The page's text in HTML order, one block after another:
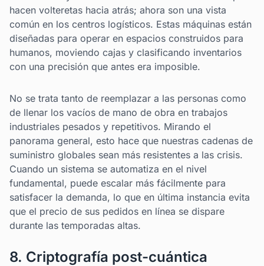
hacen volteretas hacia atrás; ahora son una vista
común en los centros logísticos. Estas máquinas están
diseñadas para operar en espacios construidos para
humanos, moviendo cajas y clasificando inventarios
con una precisión que antes era imposible.
No se trata tanto de reemplazar a las personas como
de llenar los vacíos de mano de obra en trabajos
industriales pesados y repetitivos. Mirando el
panorama general, esto hace que nuestras cadenas de
suministro globales sean más resistentes a las crisis.
Cuando un sistema se automatiza en el nivel
fundamental, puede escalar más fácilmente para
satisfacer la demanda, lo que en última instancia evita
que el precio de sus pedidos en línea se dispare
durante las temporadas altas.
8. Criptografía post-cuántica